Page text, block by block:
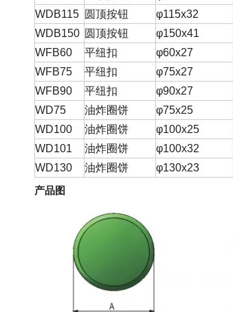
WDB115 圆顶按钮 φ115x32
WDB150 圆顶按钮 φ150x41
WFB60
平纽扣 φ60x27
WFB75
平纽扣 φ75x27
WFB90
平纽扣 φ90x27
WD75
油炸圈饼 φ75x25
WD100
油炸圈饼 φ100x25
WD101
油炸圈饼 φ100x32
WD130
油炸圈饼 φ130x23
产品图